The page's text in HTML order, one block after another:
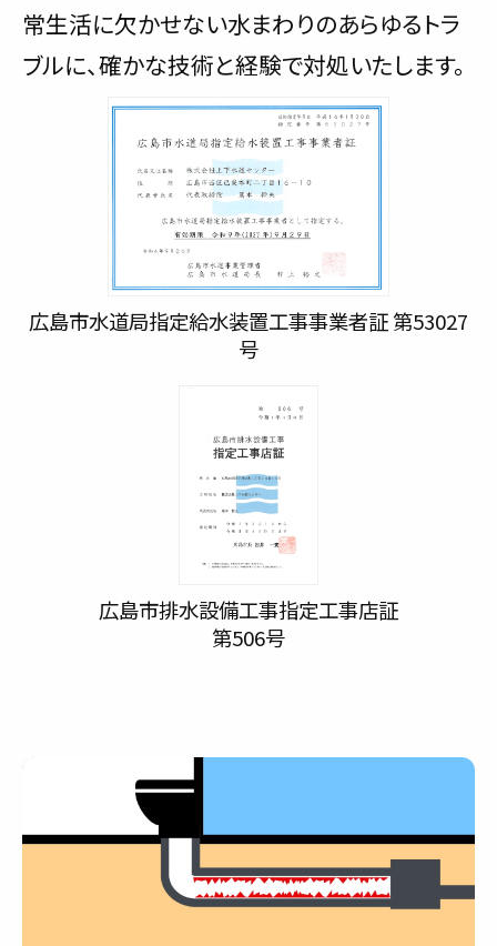
常生活に欠かせない水まわりのあらゆるトラ
ブルに、確かな技術と経験で対処いたします。
広島市水道局指定給水装置工事事業者証 第53027
号
広島市排水設備工事指定工事店証
第506号